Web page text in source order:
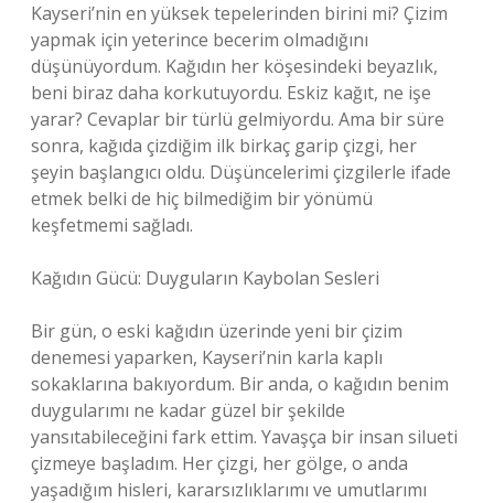
Kayseri’nin en yüksek tepelerinden birini mi? Çizim
yapmak için yeterince becerim olmadığını
düşünüyordum. Kağıdın her köşesindeki beyazlık,
beni biraz daha korkutuyordu. Eskiz kağıt, ne işe
yarar? Cevaplar bir türlü gelmiyordu. Ama bir süre
sonra, kağıda çizdiğim ilk birkaç garip çizgi, her
şeyin başlangıcı oldu. Düşüncelerimi çizgilerle ifade
etmek belki de hiç bilmediğim bir yönümü
keşfetmemi sağladı.
Kağıdın Gücü: Duyguların Kaybolan Sesleri
Bir gün, o eski kağıdın üzerinde yeni bir çizim
denemesi yaparken, Kayseri’nin karla kaplı
sokaklarına bakıyordum. Bir anda, o kağıdın benim
duygularımı ne kadar güzel bir şekilde
yansıtabileceğini fark ettim. Yavaşça bir insan silueti
çizmeye başladım. Her çizgi, her gölge, o anda
yaşadığım hisleri, kararsızlıklarımı ve umutlarımı